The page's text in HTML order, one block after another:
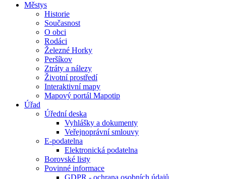
Městys
Historie
Současnost
O obci
Rodáci
Železné Horky
Peršíkov
Ztráty a nálezy
Životní prostředí
Interaktivní mapy
Mapový portál Mapotip
Úřad
Úřední deska
Vyhlášky a dokumenty
Veřejnoprávní smlouvy
E-podatelna
Elektronická podatelna
Borovské listy
Povinné informace
GDPR - ochrana osobních údajů